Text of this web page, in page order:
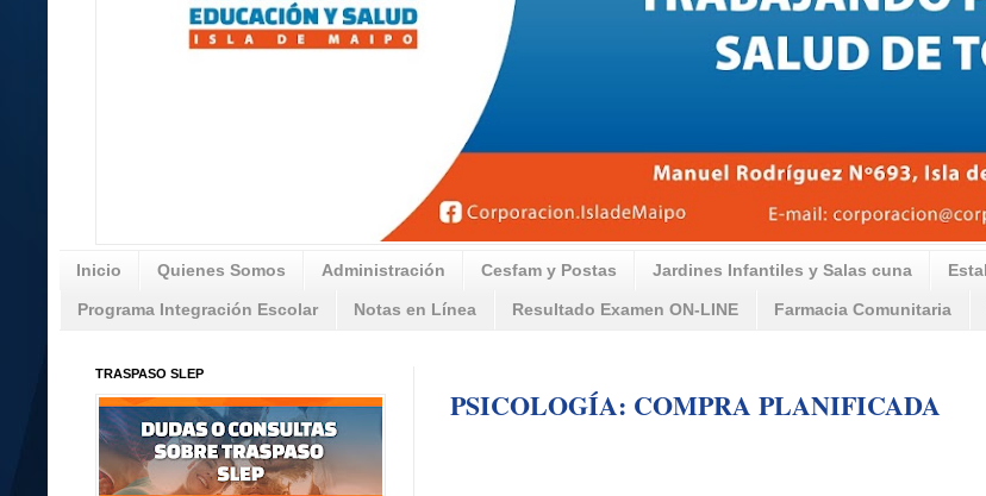
Inicio Quienes Somos Administración Cesfam y Postas Jardines Infantiles y Salas cuna
Programa Integración Escolar Notas en Línea Resultado Examen ON-LINE Farmacia Comunitaria
PSICOLOGÍA: COMPRA PLANIFICADA
TRASPASO SLEP